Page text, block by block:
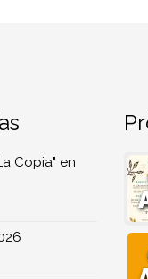
Copia" en